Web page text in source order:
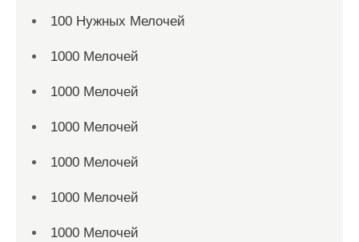
100 Нужных Мелочей
1000 Мелочей
1000 Мелочей
1000 Мелочей
1000 Мелочей
1000 Мелочей
1000 Мелочей